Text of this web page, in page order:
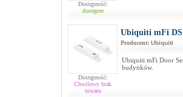
Dostępność:
dostępne
Dostępność:
Chwilowy brak
towaru
Ubiquiti mFi DS
Producent: Ubiquiti
Ubiquiti mFi Door
budynków.